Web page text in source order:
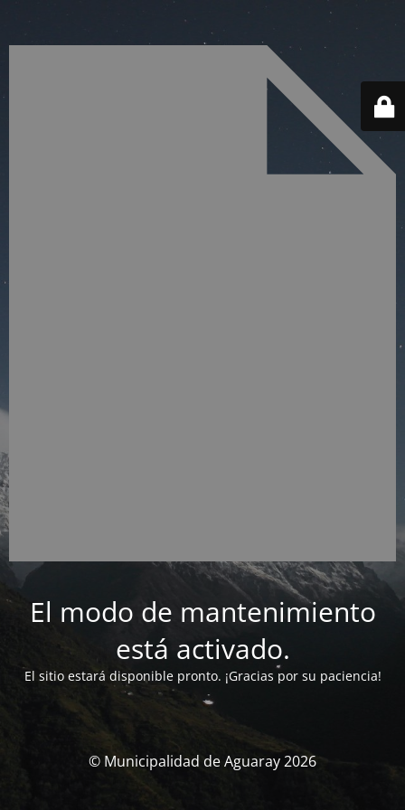
El modo de mantenimiento
está activado.
El sitio estará disponible pronto. ¡Gracias por su paciencia!
© Municipalidad de Aguaray 2026